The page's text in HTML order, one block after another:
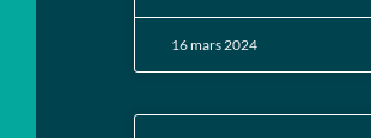
16 mars 2024